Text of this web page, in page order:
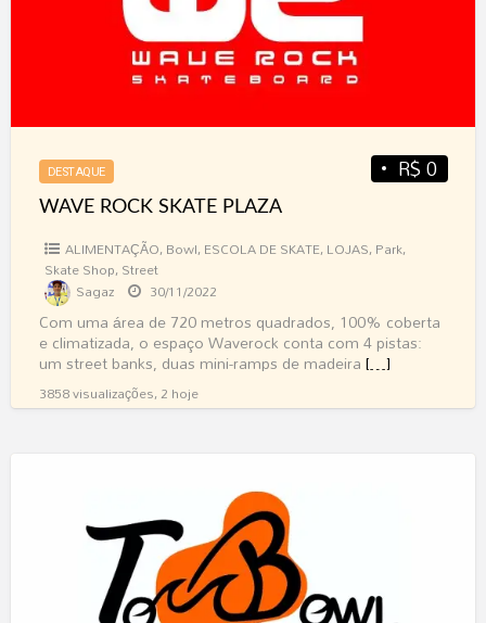
DESTAQUE R$ 0
WAVE ROCK SKATE PLAZA
ALIMENTAÇÃO, Bowl, ESCOLA DE SKATE, LOJAS, Park,
Skate Shop, Street
Sagaz
30/11/2022
Com uma área de 720 metros quadrados, 100% coberta
e climatizada, o espaço Waverock conta com 4 pistas:
um street banks, duas mini-ramps de madeira[…]
3858 visualizações, 2 hoje